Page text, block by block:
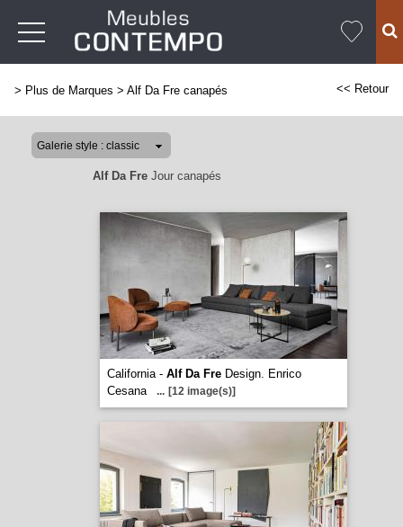
> Plus de Marques > Alf Da Fre canapés << Retour
Alf Da FreJour canapés
California - Alf Da FreDesign. Enrico
Cesana
... [12 image(s)]